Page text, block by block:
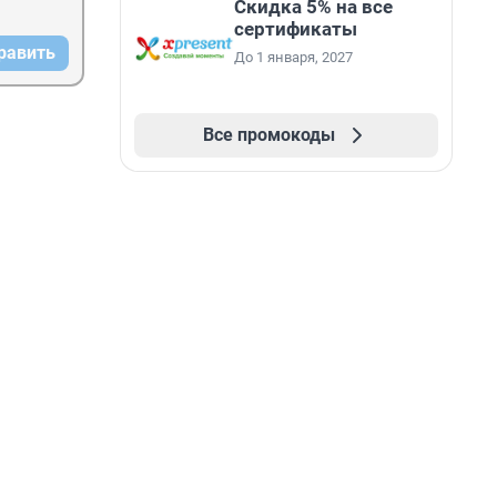
Скидка 5% на все
сертификаты
До 1 января, 2027
Все промокоды